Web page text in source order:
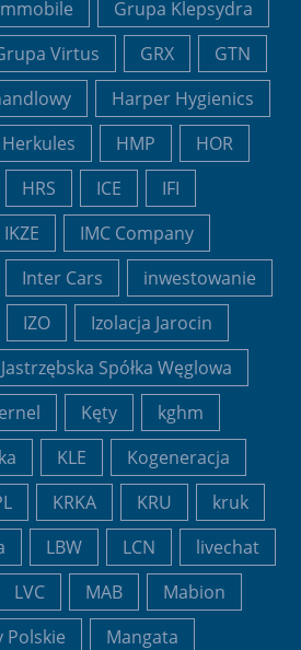
Grupa Klepsydra
Virtus GRX
GTN
Harper Hygienics
Herkules HMP
HOR
HRS ICE
IFI
IKZE
IMC Company
Inter Cars
inwestowanie
IZO
Izolacja Jarocin
Jastrzębska Spółka Węglowa
Kęty
kghm
KLE
Kogeneracja
KRKA KRU
kruk
LBW LCN
livechat
LVC MAB
Mabion
Polskie
Mangata